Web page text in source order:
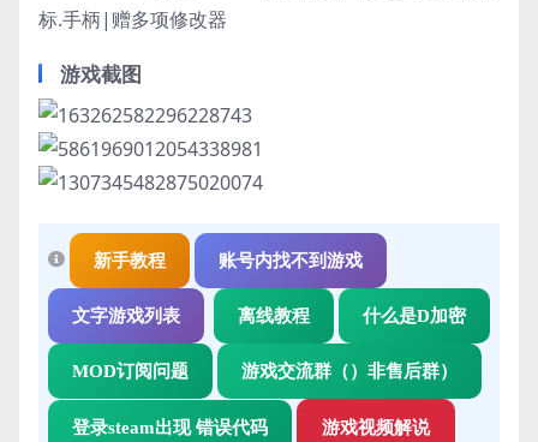
标.手柄|赠多项修改器
游戏截图
新手教程 账号内找不到游戏
文字游戏列表 离线教程 什么是D加密
MOD订阅问题 游戏交流群（）非售后群）
登录steam出现 错误代码 游戏视频解说